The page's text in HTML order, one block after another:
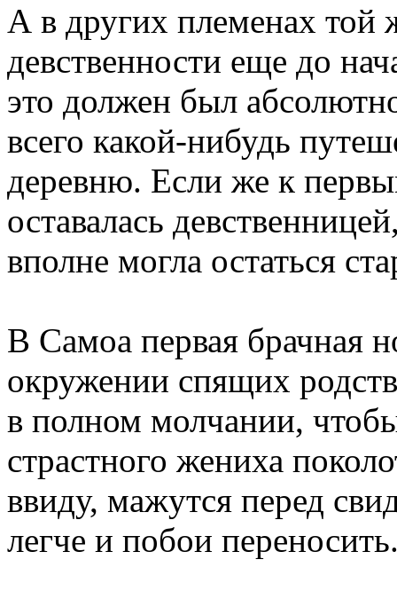
А в других племенах
девственности еще до
это должен был
всего какой-нибудь
деревню. Если же к
оставалась
вполне могла остаться
В Самоа первая брачная
окружении спящих
в полном молчании,
страстного жениха
ввиду, мажутся перед
легче и побои